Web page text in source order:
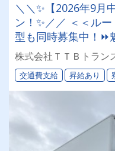
＼＼✨【2026年9月
ン！✨／／ ＜＜ル
型も同時募集中！
大型トラックなど様
べる働き方】理想の
流業界初めての方も
株式会社ＴＴＢトラン
交通費支給 昇給あり